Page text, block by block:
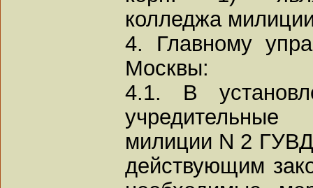
колледжа
4. Главному
Москвы:
4.1. В
милиции N 2 ГУВД
действующим